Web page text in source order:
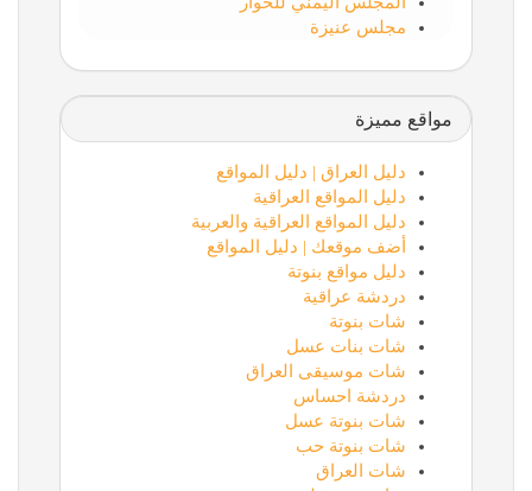
مجلس عنيزة
مواقع مميزة
دليل العراق | دليل المواقع
دليل المواقع العراقية
دليل المواقع العراقية والعربية
أضف موقعك | دليل المواقع
دليل مواقع بنوتة
دردشة عراقية
شات بنوتة
شات بنات عسل
شات موسيقى العراق
دردشة احساس
شات بنوتة عسل
شات بنوتة حب
شات العراق